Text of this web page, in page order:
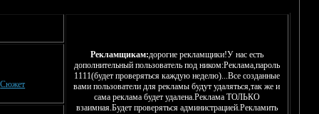
дополнительный пользователь под ником:Реклама,пароль
1111(будет проверяться каждую неделю)...Все созданные
вами пользователи для рекламы будут удаляться,так же и
сама реклама будет удалена.Реклама ТОЛЬКО
взаимная.Будет проверяться администрацией.Рекламить
строгоЗДЕСЬ!Но ознакомтесь справиламирекламы.
Сюжет